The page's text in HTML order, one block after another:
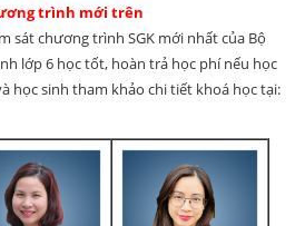
trình mới trên
sát chương trình SGK mới nhất của Bộ
lớp 6 học tốt, hoàn trả học phí nếu học
học sinh tham khảo chi tiết khoá học tại: